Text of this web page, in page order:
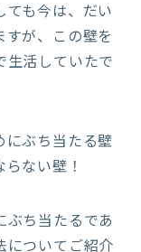
ても今は、だい
が、この壁を
生活していたで
にぶち当たる壁
ない壁！
ぶち当たるであ
についてご紹介